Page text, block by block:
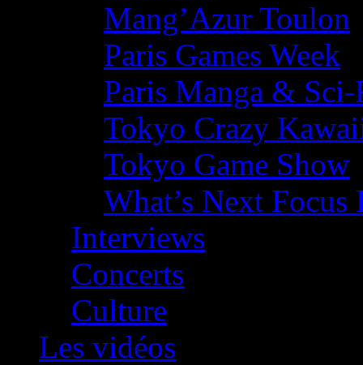
Mang’Azur Toulon
Paris Games Week
Paris Manga &
Tokyo Crazy
Tokyo Game Show
What’s Next
Interviews
Concerts
Culture
Les vidéos